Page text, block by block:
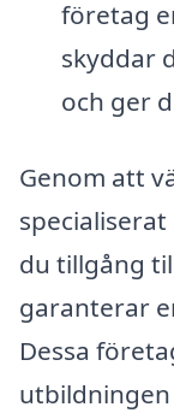
företag
skyddar
och ger
Genom att
du tillgång
garanterar
Dessa